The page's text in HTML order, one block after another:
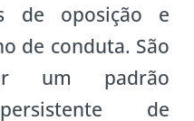
de oposição e
de conduta. São
um padrão
de